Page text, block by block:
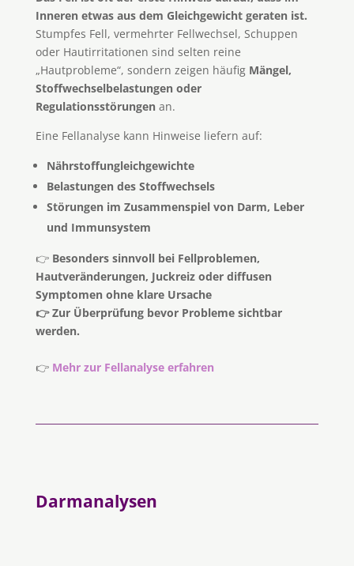
Inneren etwas aus dem Gleichgewicht geraten ist.
Stumpfes Fell, vermehrter Fellwechsel, Schuppen
oder Hautirritationen sind selten reine
„Hautprobleme“, sondern zeigen häufig Mängel,
Stoffwechselbelastungen oder
Regulationsstörungen an.
Eine Fellanalyse kann Hinweise liefern auf:
Nährstoffungleichgewichte
Belastungen des Stoffwechsels
Störungen im Zusammenspiel von Darm, Leber
und Immunsystem
👉 Besonders sinnvoll bei Fellproblemen,
Hautveränderungen, Juckreiz oder diffusen
Symptomen ohne klare Ursache
👉 Zur Überprüfung bevor Probleme sichtbar
werden.
👉 Mehr zur Fellanalyse erfahren
Darmanalysen